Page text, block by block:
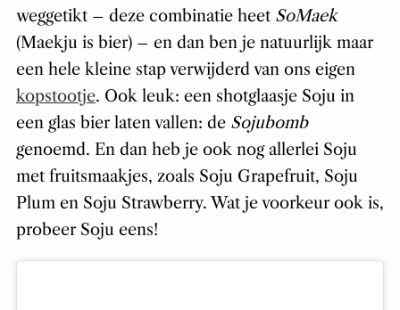
weggetikt – deze combinatie heet SoMaek
(Maekju is bier) – en dan ben je natuurlijk maar
een hele kleine stap verwijderd van ons eigen
kopstootje. Ook leuk: een shotglaasje Soju in
een glas bier laten vallen: de Sojubomb
genoemd. En dan heb je ook nog allerlei Soju
met fruitsmaakjes, zoals Soju Grapefruit, Soju
Plum en Soju Strawberry. Wat je voorkeur ook is,
probeer Soju eens!